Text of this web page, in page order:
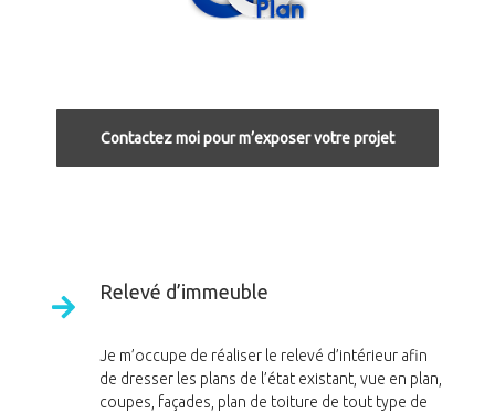
Contactez moi pour m’exposer votre projet
Relevé d’immeuble
Je m’occupe de réaliser le relevé d’intérieur afin
de dresser les plans de l’état existant, vue en plan,
coupes, façades, plan de toiture de tout type de